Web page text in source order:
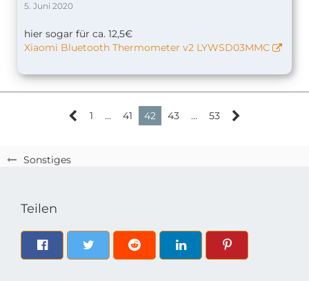
Sonstiges
5. Juni 2020
hier sogar für ca. 12,5€
Xiaomi Bluetooth Thermometer v2 LYWSD03MMC
1 … 41 42 43 … 53
Teilen